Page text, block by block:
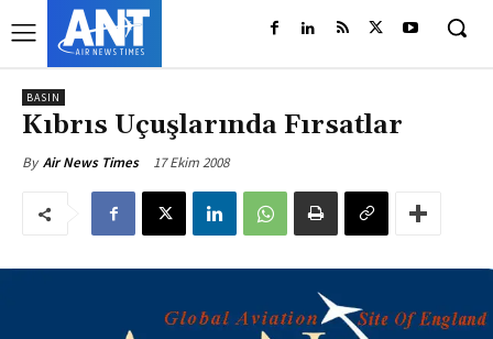
BASIN
Kıbrıs Uçuşlarında Fırsatlar
By Air News Times 17 Ekim 2008